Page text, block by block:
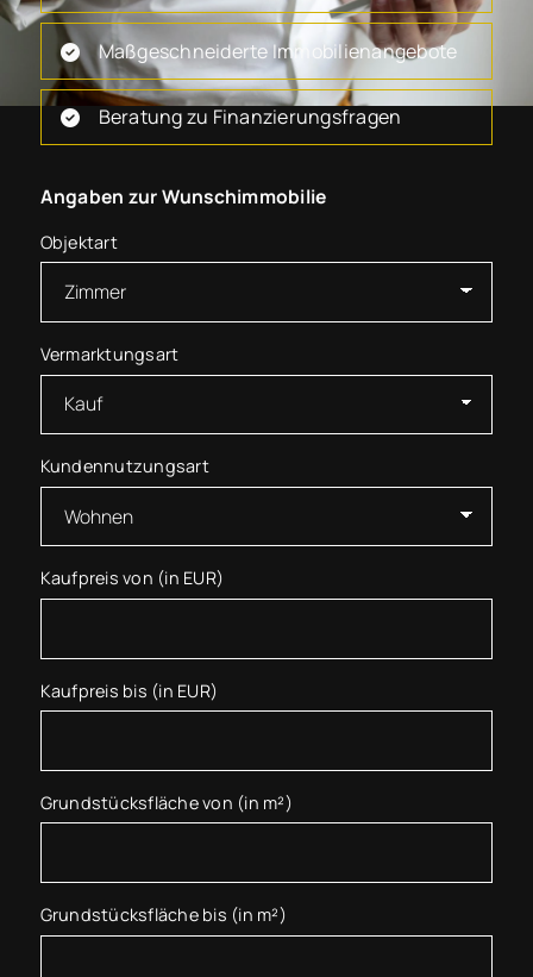
Maßgeschneiderte Immobilienangebote
Beratung zu Finanzierungsfragen
Angaben zur Wunschimmobilie
Objektart
Vermarktungsart
Kundennutzungsart
Kaufpreis von (in EUR)
Kaufpreis bis (in EUR)
Grundstücksfläche von (in m²)
Grundstücksfläche bis (in m²)